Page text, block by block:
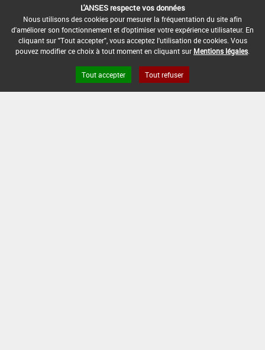
INTERVALLE MINIMUM ENTRE APPLICATIONS :
-
DATE DE FIN DE DISTRIBUTION :
L'ANSES respecte vos données
Nous utilisons des cookies pour mesurer la fréquentation du site afin
d'améliorer son fonctionnement et d'optimiser votre expérience utilisateur. En
cliquant sur "Tout accepter", vous acceptez l'utilisation de cookies. Vous
pouvez modifier ce choix à tout moment en cliquant sur Mentions légales
Tout accepter Tout refuser